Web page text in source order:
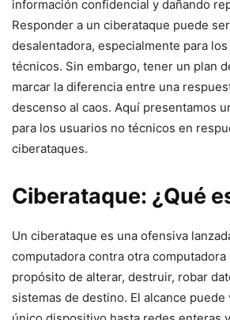
información confidencial y dañando
Responder a un ciberataque puede
⁣desalentadora, especialmente para
técnicos. Sin embargo, ‍tener un plan
marcar la diferencia entre una
descenso al caos. Aquí presentamos
para los ​usuarios no técnicos en
‍ciberataques.
Ciberataque: ¿Qué
Un ciberataque es una‌ ofensiva
computadora contra otra computadora⁢
propósito de alterar, destruir, robar
sistemas ‌de destino. El‌ alcance puede